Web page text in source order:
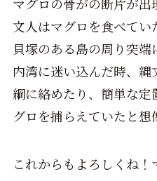
マグロの骨がの断片が
文人はマグロを食べてい
貝塚のある島の周り突
内湾に迷い込んだ時、縄
綱に絡めたり、簡単な
グロを捕らえていたと想
これからもよろしくね！